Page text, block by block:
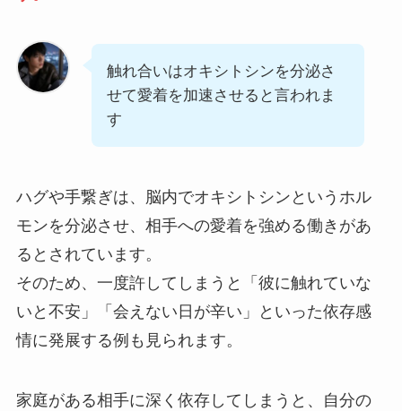
触れ合いはオキシトシンを分泌さ
せて愛着を加速させると言われま
す
ハグや手繋ぎは、脳内でオキシトシンというホル
モンを分泌させ、相手への愛着を強める働きがあ
るとされています。
そのため、一度許してしまうと「彼に触れていな
いと不安」「会えない日が辛い」といった依存感
情に発展する例も見られます。
家庭がある相手に深く依存してしまうと、自分の